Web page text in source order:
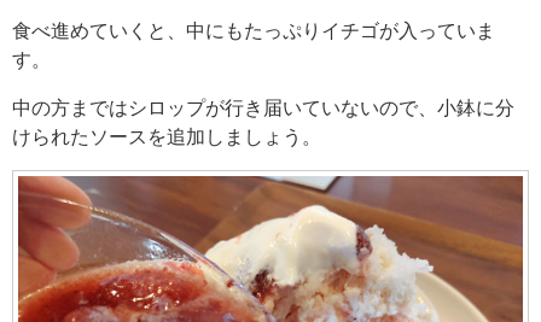
食べ進めていくと、中にもたっぷりイチゴが入っていま
す。
中の方まではシロップが行き届いていないので、小鉢に分
けられたソースを追加しましょう。